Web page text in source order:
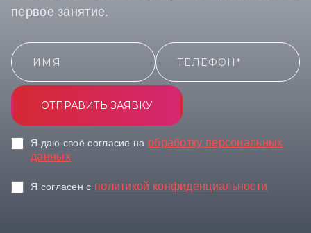
первое занятие.
ОТПРАВИТЬ ЗАЯВКУ
Я даю своё согласие на обработку персональных
данных
Я согласен c политикой конфиденциальности